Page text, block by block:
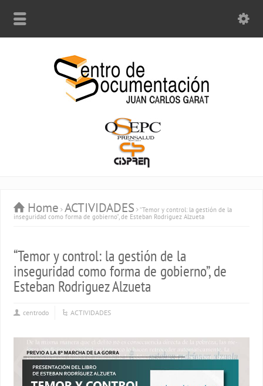
Home ACTIVIDADES
“Temor y control: la gestión de la
inseguridad como forma de gobierno”, de Esteban Rodriguez Alzueta
“Temor y control: la gestión de la
inseguridad como forma de gobierno”, de
Esteban Rodriguez Alzueta
centrodo ACTIVIDADES